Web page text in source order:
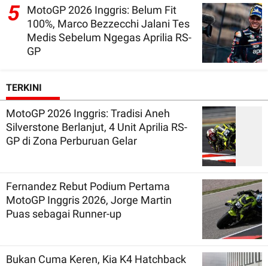
5 MotoGP 2026 Inggris: Belum Fit
100%, Marco Bezzecchi Jalani Tes
Medis Sebelum Ngegas Aprilia RS-
GP
TERKINI
MotoGP 2026 Inggris: Tradisi Aneh
Silverstone Berlanjut, 4 Unit Aprilia RS-
GP di Zona Perburuan Gelar
Fernandez Rebut Podium Pertama
MotoGP Inggris 2026, Jorge Martin
Puas sebagai Runner-up
Bukan Cuma Keren, Kia K4 Hatchback